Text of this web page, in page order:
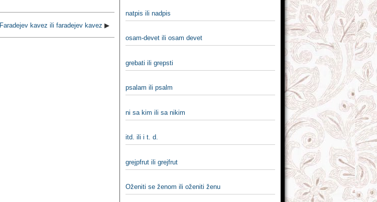
Faradejev kavez ili faradejev kavez ▶
natpis ili nadpis
osam-devet ili osam devet
grebati ili grepsti
psalam ili psalm
ni sa kim ili sa nikim
itd. ili i t. d.
grejpfrut ili grejfrut
Oženiti se ženom ili oženiti ženu